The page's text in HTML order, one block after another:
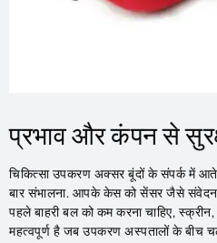
प्रभाव और कंपन से
चिकित्सा उपकरण अक्सर बूंदों के संपर्क में
बार संभालना. आपके केस को सेंसर जैसे
पहले बाहरी बल को कम करना चाहिए,
महत्वपूर्ण है जब उपकरण अस्पतालों के बीच